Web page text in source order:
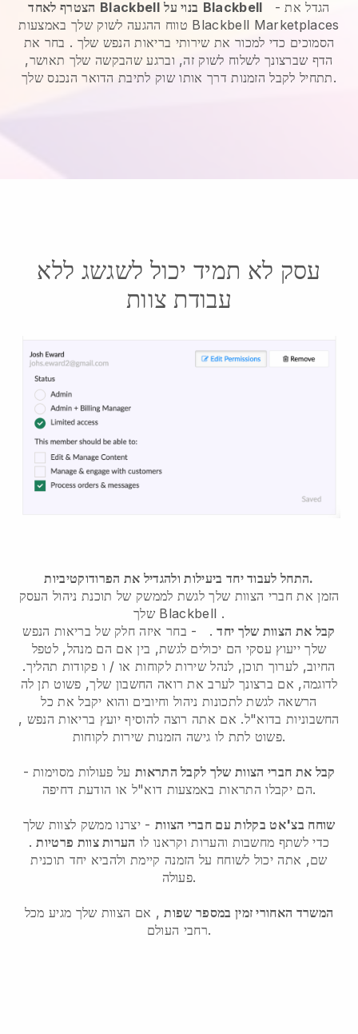
הצטרף לאחד Blackbell בנוי על Blackbell - הגדל את
טווח ההגעה לשוק שלך באמצעות Blackbell Marketplaces
הסמוכים כדי למכור את שירותי בריאות הנפש שלך . בחר את
הדף שברצונך לשלוח לשוק זה, וברגע שהבקשה שלך תאושר,
תתחיל לקבל הזמנות דרך אותו שוק לתיבת הדואר הנכנס שלך.
עסק לא תמיד יכול לשגשג ללא
עבודת צוות
התחל לעבוד יחד ביעילות ולהגדיל את הפרודוקטיביות.
הזמן את חברי הצוות שלך לגשת לממשק של תוכנת ניהול העסק
Blackbell .
קבל את הצוות שלך יחד.
- בחר איזה חלק של בריאות הנפש
שלך ייעוץ עסקי הם יכולים לגשת, בין אם הם מנהל, לטפל
החיוב, לערוך תוכן, לנהל שירות לקוחות או / ו פקודות תהליך.
לדוגמה, אם ברצונך לערב את רואה החשבון שלך, פשוט תן לה
הרשאה לגשת לתכונות ניהול וחיובים והוא יקבל את כל
החשבוניות בדוא"ל. אם אתה רוצה להוסיף יועץ בריאות הנפש ,
פשוט לתת לו גישה הזמנות שירות לקוחות.
קבל את חברי הצוות שלך לקבל התראות על פעולות מסוימות -
הם יקבלו התראות באמצעות דוא"ל או הודעת דחיפה.
שוחח בצ'אט בקלות עם חברי הצוות - יצרנו ממשק לצוות שלך
כדי לשתף מחשבות והערות וקראנו לו הערות צוות פרטיות.
שם, אתה יכול לשוחח על הזמנה קיימת ולהביא יחד תוכנית
פעולה.
המשרד האחורי זמין במספר שפות, אם הצוות שלך מגיע מכל
רחבי העולם.